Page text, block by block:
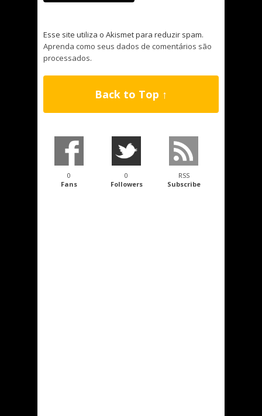
Esse site utiliza o Akismet para reduzir spam.
Aprenda como seus dados de comentários são
processados.
Back to Top ↑
0
Fans
0
Followers
RSS
Subscribe